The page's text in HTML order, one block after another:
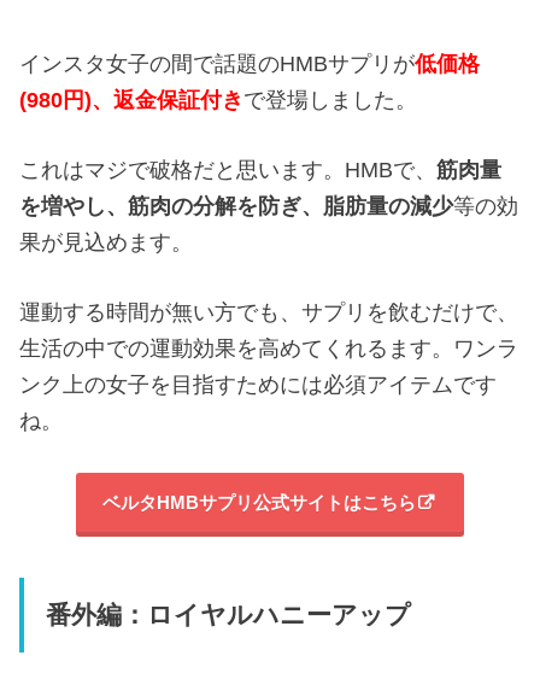
インスタ女子の間で話題のHMBサプリが低価格
(980円)、返金保証付き で登場しました。
これはマジで破格だと思います。HMBで、筋肉量
を増やし、筋肉の分解を防ぎ、 脂肪量の減少等の効
果が見込めます。
運動する時間が無い方でも、サプリを飲むだけで、
生活の中での運動効果を高めてくれるます。ワンラ
ンク上の女子を目指すためには必須アイテムです
ね。
ベルタHMBサプリ公式サイトはこちら
番外編：ロイヤルハニーアップ